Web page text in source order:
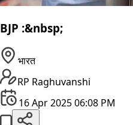
BJP :&nbsp;
भारत
RP Raghuvanshi
16 Apr 2025 06:08 PM